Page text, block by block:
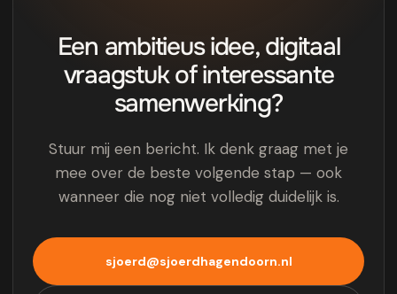
Een ambitieus idee, digitaal
vraagstuk of interessante
samenwerking?
Stuur mij een bericht. Ik denk graag met je
mee over de beste volgende stap — ook
wanneer die nog niet volledig duidelijk is.
sjoerd@sjoerdhagendoorn.nl